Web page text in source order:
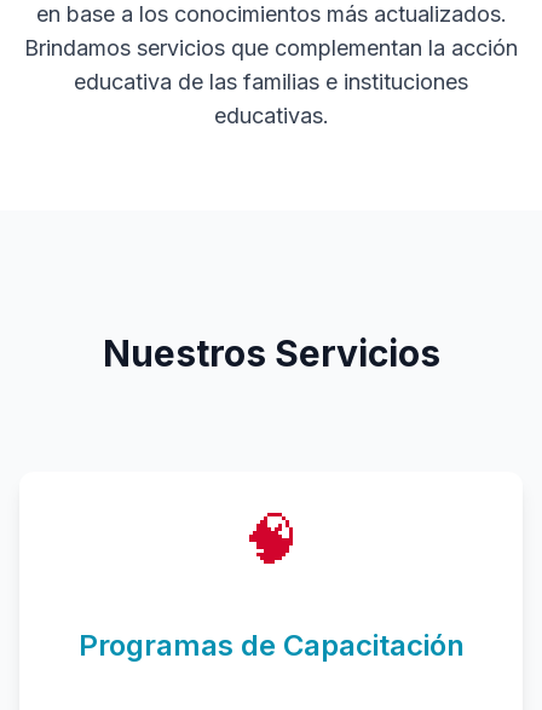
en base a los conocimientos más actualizados.
Brindamos servicios que complementan la acción
educativa de las familias e instituciones
educativas.
Nuestros Servicios
🧠
Programas de Capacitación